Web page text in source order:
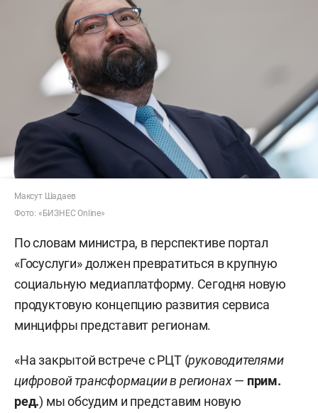
Максут Шадаев
Фото: «БИЗНЕС Online»
По словам министра, в перспективе портал
«Госуслуги» должен превратиться в крупную
социальную медиаплатформу. Сегодня новую
продуктовую концепцию развития сервиса
минцифры представит регионам.
«На закрытой встрече с РЦТ (руководителями
цифровой трансформации в регионах— прим.
ред.) мы обсудим и представим новую